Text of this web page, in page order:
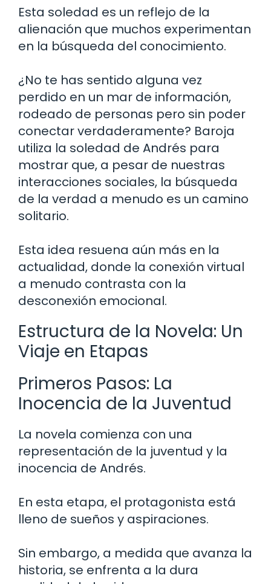
Esta soledad es un reflejo de la
alienación que muchos experimentan
en la búsqueda del conocimiento.
¿No te has sentido alguna vez
perdido en un mar de información,
rodeado de personas pero sin poder
conectar verdaderamente? Baroja
utiliza la soledad de Andrés para
mostrar que, a pesar de nuestras
interacciones sociales, la búsqueda
de la verdad a menudo es un camino
solitario.
Esta idea resuena aún más en la
actualidad, donde la conexión virtual
a menudo contrasta con la
desconexión emocional.
Estructura de la Novela: Un
Viaje en Etapas
Primeros Pasos: La
Inocencia de la Juventud
La novela comienza con una
representación de la juventud y la
inocencia de Andrés.
En esta etapa, el protagonista está
lleno de sueños y aspiraciones.
Sin embargo, a medida que avanza la
historia, se enfrenta a la dura